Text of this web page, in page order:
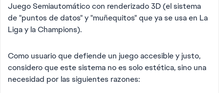
Juego Semiautomático con renderizado 3D (el sistema
de "puntos de datos" y "muñequitos" que ya se usa en La
Liga y la Champions).
Como usuario que defiende un juego accesible y justo,
considero que este sistema no es solo estética, sino una
necesidad por las siguientes razones: